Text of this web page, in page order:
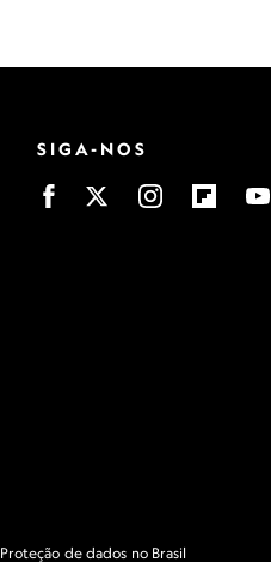
SIGA-NOS
Proteção de dados no Brasil